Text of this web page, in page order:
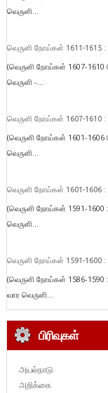
வெருளி...
வெருளி நோய்கள் 1611-1615
(வெருளி நோய்கள் 1607-1610
வெருளி -...
வெருளி நோய்கள் 1607-1610
(வெருளி நோய்கள் 1601-1606
வெருளி...
வெருளி நோய்கள் 1601-1606
(வெருளி நோய்கள் 1591-1600
வெருளி...
வெருளி நோய்கள் 1591-1600
(வெருளி நோய்கள் 1586-1590
வார வெருளி...
பிரிவுகள்
அயல்நாடு
அறிக்கை